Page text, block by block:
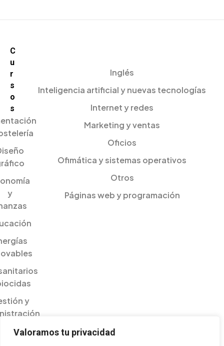
Valoramos tu privacidad
C
u
r
s
o
s
y
y
Inglés
Inteligencia artificial y nuevas tecnologías
Internet y redes
Marketing y ventas
Oficios
Ofimática y sistemas operativos
Otros
Páginas web y programación